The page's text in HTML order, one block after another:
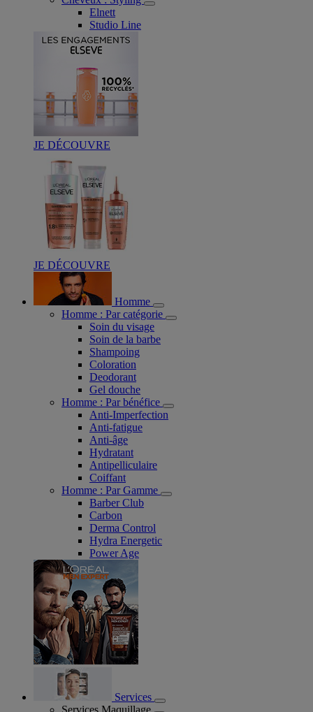
Elnett
Studio Line
JE DÉCOUVRE
JE DÉCOUVRE
Homme
Homme : Par catégorie
Soin du visage
Soin de la barbe
Shampoing
Coloration
Deodorant
Gel douche
Homme : Par bénéfice
Anti-Imperfection
Anti-fatigue
Anti-âge
Hydratant
Antipelliculaire
Coiffant
Homme : Par Gamme
Barber Club
Carbon
Derma Control
Hydra Energetic
Power Age
Services
Services Maquillage